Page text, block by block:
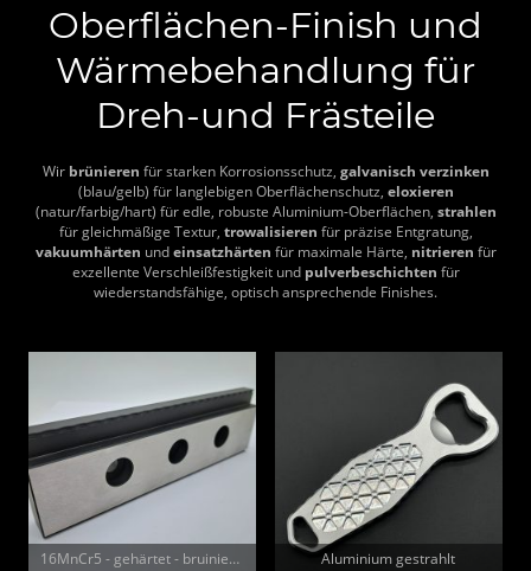
Oberflächen-Finish und
Wärmebehandlung für
Dreh-und Frästeile
Wir brünieren für starken Korrosionsschutz, galvanisch verzinken
(blau/gelb) für langlebigen Oberflächenschutz, eloxieren
(natur/farbig/hart) für edle, robuste Aluminium-Oberflächen, strahlen
für gleichmäßige Textur, trowalisieren für präzise Entgratung,
vakuumhärten undeinsatzhärten für maximale Härte, nitrieren für
exzellente Verschleißfestigkeit und pulverbeschichten für
wiederstandsfähige, optisch ansprechende Finishes.
16MnCr5 - gehärtet - bruiniert - geschliffen Aluminium gestrahlt